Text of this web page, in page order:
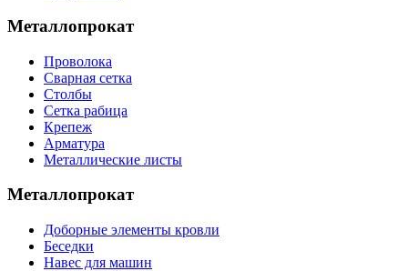
Металлопрокат
Проволока
Сварная сетка
Столбы
Сетка рабица
Крепеж
Арматура
Металлические листы
Металлопрокат
Доборные элементы кровли
Беседки
Навес для машин